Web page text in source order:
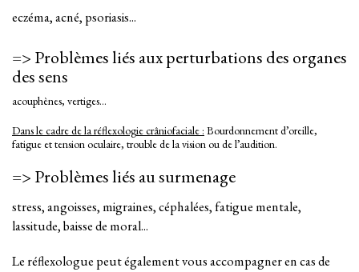
eczéma, acné, psoriasis...
=> Problèmes liés aux perturbations des organes
des sens
acouphènes, vertiges…
Dans le cadre de la réflexologie crâniofaciale : Bourdonnement d’oreille,
fatigue et tension oculaire, trouble de la vision ou de l’audition.
=> Problèmes liés au surmenage
stress, angoisses, migraines, céphalées, fatigue mentale,
lassitude, baisse de moral...
Le réflexologue peut également vous accompagner en cas de